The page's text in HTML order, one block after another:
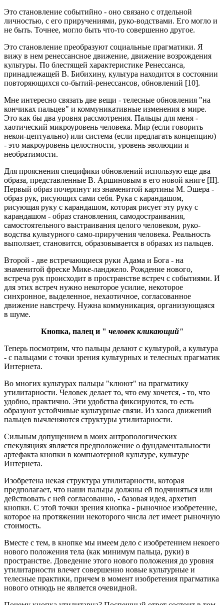
Это становление событийно - оно связано с отдельной
личностью, с его приручениями, руко-водствами. Его могло и
не быть. Точнее, могло быть что-то совершенно другое.
Это становление преобразуют социальные прагматики. Я
вижу в нем ренессансное движение, движение возрождения
культуры. По блестящей характеристике Ренессанса,
принадлежащей В. Бибихину, культура находится в состоянии
повторяющихся со-бытий-ренессансов, обновлений [10].
Мне интересно связать две вещи - телесные обновления "на
кончиках пальцев" и коммуникативные изменения в мире.
Это как бы два уровня рассмотрения. Пальцы для меня -
хаотический микроуровень человека. Мир (если говорить
некои-цептуально) или система (если предлагать концепцию)
- это макроуровень целостности, уровень эволюции и
необратимости.
Для прояснения специфики обновлений использую еще два
образа, представленные В. Аршиновым в его новой книге [II].
Первый образ почерпнут из знаменитой картины М. Эшера -
образ рук, рисующих сами себя. Рука с карандашом,
рисующая руку с карандашом, которая рисует эту руку с
карандашом - образ становления, самодостраивания,
самостоятельного выстраивания целого человеком, руко-
водства культурного само-приручения человека. Реальность
выползает, становится, образовывается в образах из пальцев.
Второй - две встречающиеся руки Адама и Бога - на
знаменитой фреске Мике-ланджело. Рождение нового,
встреча рук происходит в пространстве встреч с событиями. И
для этих встреч нужно некоторое усилие, некоторое
синхронное, выделенное, нехаотичное, согласованное
движение навстречу. Нужна коммуникация, организующаяся
в шуме.
Кнопка, палец и " человек кликающий"
Теперь посмотрим, что пальцы делают с культурой, а культура
- с пальцами с точки зрения культурных и телесных прагматик
Интернета.
Во многих культурах пальцы "клюют" на прагматику
утилитарности. Человек делает то, что ему хочется, - то, что
удобно, практично. Эти удобства фиксируются, то есть
образуют устойчивые культурные связи. Из хаоса движений
пальцев вычленяются структуры утилитарности.
Сильным допущением в моих антропологических
спекуляциях является предположение о фундаментальности
артефакта кнопки в компьютерной культуре, культуре
Интернета.
Изобретена некая структура утилитарности, которая
предполагает, что наши пальцы должны ей подчиняться или
действовать с ней согласованно, - базовая идея, архетип
кнопки. С этой точки зрения кнопка - рыночное изобретение,
которое на протяжении некоторого числа лет имеет рыночную
стоимость.
Вместе с тем, в кнопке мы имеем дело с изобретением некоего
нового положения тела (как минимум пальца, руки) в
пространстве. Доведение этого нового положения до уровня
утилитарности влечет совершенно новые культурные и
телесные практики, причем в момент изобретения прагматика
нового отнюдь не является очевидной.